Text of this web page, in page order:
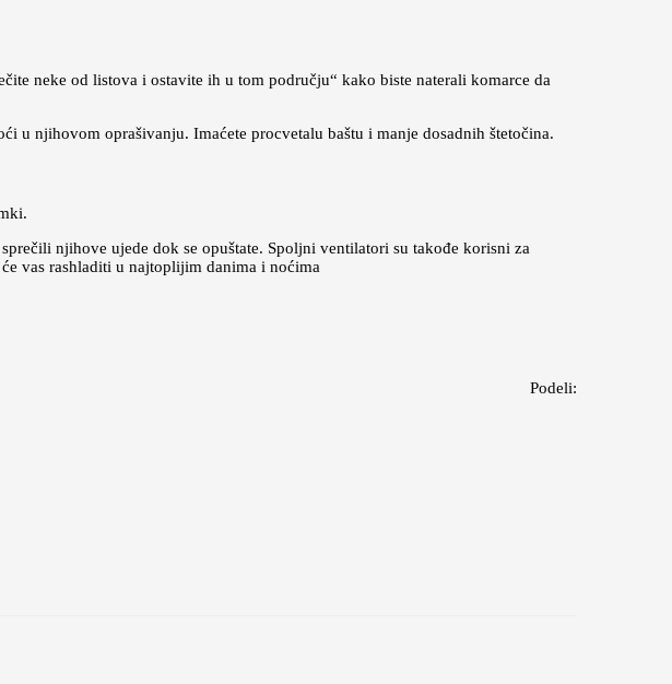
neke od listova i ostavite ih u tom području“ kako biste naterali komarce da
njihovom oprašivanju. Imaćete procvetalu baštu i manje dosadnih štetočina.
njihove ujede dok se opuštate. Spoljni ventilatori su takođe korisni za
vas rashladiti u najtoplijim danima i noćima
Podeli: